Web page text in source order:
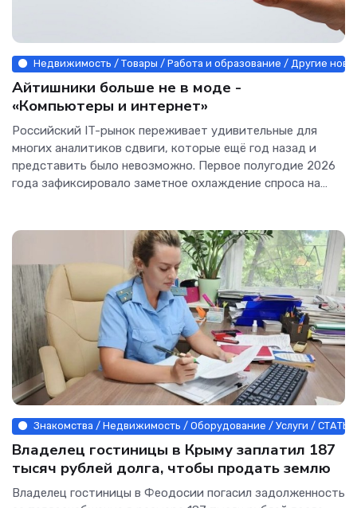
Недвижимость / Товары / Работа и образование / Другие
Айтишники больше не в моде -
«Компьютеры и интернет»
Российский IT-рынок переживает удивительные для
многих аналитиков сдвиги, которые ещё год назад и
представить было невозможно. Первое полугодие 2026
года зафиксировало заметное охлаждение спроса на
Знакомства / Недвижимость / Оборудование / Услуги / СТАТЬИ
Владелец гостиницы в Крыму заплатил 187
тысяч рублей долга, чтобы продать землю
Владелец гостиницы в Феодосии погасил задолженность